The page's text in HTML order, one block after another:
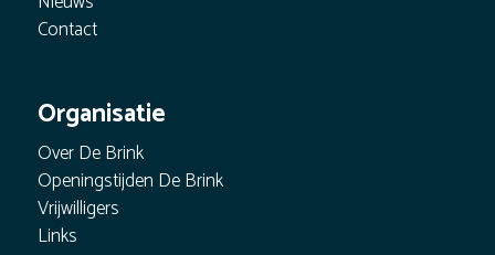
Contact
Organisatie
Over De Brink
Openingstijden De Brink
Vrijwilligers
Links